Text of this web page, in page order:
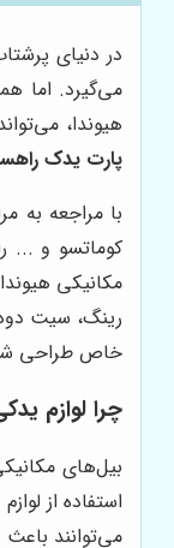
در دنیای
می‌گیرد. اما
هیوندا،
پارت یدک
با مراجعه به
کوماتسو و ...
مکانیکی
رینگ، سیت
خاص طراحی
چرا لوازم
بیل‌های
استفاده از